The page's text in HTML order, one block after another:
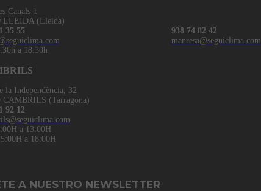
Canals 1
LLEIDA (Lleida)
35 55
a 18:30h
938 74 82 42
manresa@seguiclima.com
la Independència, 32
CAMBRILS (Tarragona)
92 12
a 13:00H
a 18:00H
A NUESTRO NEWSLETTER